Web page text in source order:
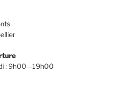
: 9h00—19h00